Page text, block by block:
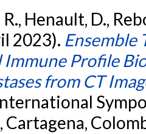
R., Henault, D.,
2023). Ensemble
Immune Profile
from CT
Cartagena,